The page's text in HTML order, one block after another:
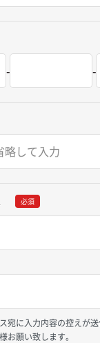
- -
必須
宛に入力内容の控えが
お願い致します。